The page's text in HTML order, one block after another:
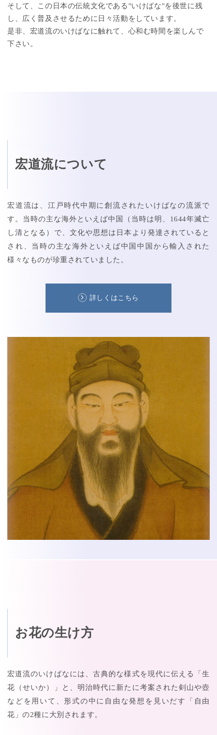
そして、この日本の伝統文化である"いけばな"を後世に残
し、広く普及させるために日々活動をしています。
是非、宏道流のいけばなに触れて、心和む時間を楽しんで
下さい。
宏道流について
宏道流は、江戸時代中期に創流されたいけばなの流派で
す。当時の主な海外といえば中国（当時は明、1644年滅亡
し清となる）で、文化や思想は日本より発達されていると
され、当時の主な海外といえば中国中国から輸入された
様々なものが珍重されていました。
詳しくはこちら
お花の生け方
宏道流のいけばなには、古典的な様式を現代に伝える「生
花（せいか）」と、明治時代に新たに考案された剣山や壺
などを用いて、形式の中に自由な発想を見いだす「自由
花」の2種に大別されます。